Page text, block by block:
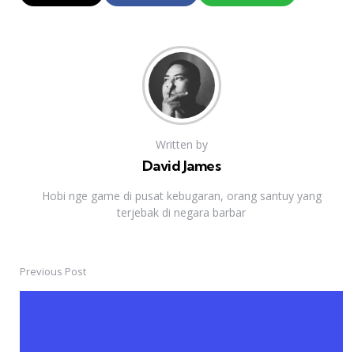
Written by
David James
Hobi nge game di pusat kebugaran, orang santuy yang
terjebak di negara barbar
PostPrevious Post